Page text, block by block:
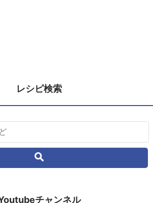
レシピ検索
チャンネル